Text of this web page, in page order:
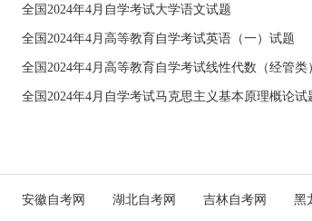
全国2024年4月自学考试大学语文试题
全国2024年4月高等教育自学考试英语（一）试题
全国2024年4月高等教育自学考试线性代数（经管类
全国2024年4月自学考试马克思主义基本原理概论试
安徽自考网 湖北自考网 吉林自考网 黑